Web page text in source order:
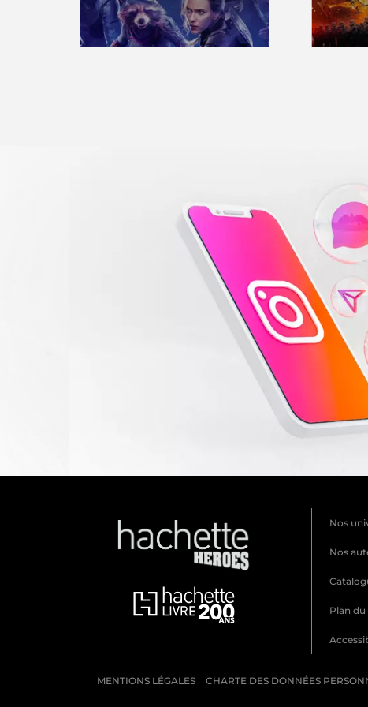
Nos
Nos
Plan du
MENTIONS LÉGALES CHARTE DES DONNÉES